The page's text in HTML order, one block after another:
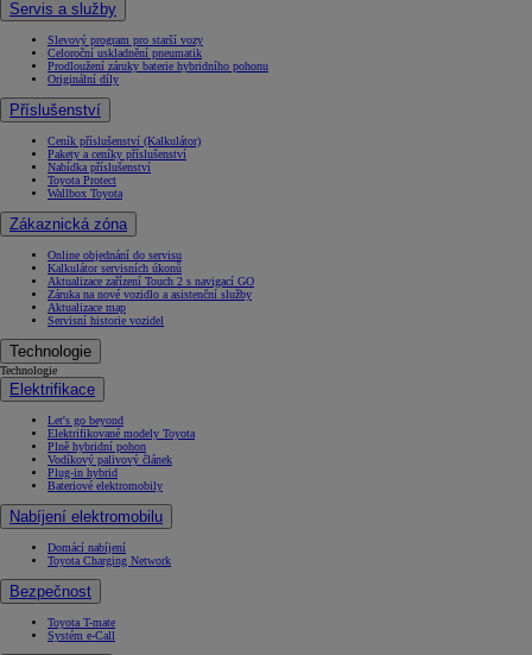
Servis a služby
Slevový program pro starší vozy
Celoroční uskladnění pneumatik
Prodloužení záruky baterie hybridního pohonu
Originální díly
Příslušenství
Ceník příslušenství (Kalkulátor)
Pakety a ceníky příslušenství
Nabídka příslušenství
Toyota Protect
Wallbox Toyota
Zákaznická zóna
Online objednání do servisu
Kalkulátor servisních úkonů
Aktualizace zařízení Touch 2 s navigací GO
Záruka na nové vozidlo a asistenční služby
Aktualizace map
Servisní historie vozidel
Technologie
Technologie
Elektrifikace
Let's go beyond
Elektrifikované modely Toyota
Plně hybridní pohon
Vodíkový palivový článek
Plug-in hybrid
Bateriové elektromobily
Nabíjení elektromobilu
Domácí nabíjení
Toyota Charging Network
Bezpečnost
Toyota T-mate
Systém e-Call